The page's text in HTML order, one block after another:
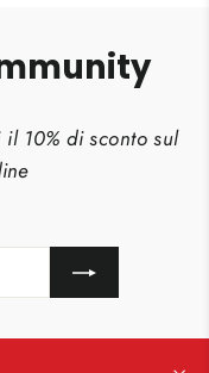
10% di sconto sul